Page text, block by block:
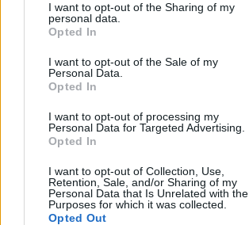
I want to opt-out of the Sharing of my
personal data.
Opted In
I want to opt-out of the Sale of my
Personal Data.
Opted In
I want to opt-out of processing my
Personal Data for Targeted Advertising.
Opted In
I want to opt-out of Collection, Use,
Retention, Sale, and/or Sharing of my
Personal Data that Is Unrelated with the
Purposes for which it was collected.
Opted Out
Stime: 12
Ti stimo fratello
Salva
Danilele:
2
27 Maggio 2021 alle ore 11:56